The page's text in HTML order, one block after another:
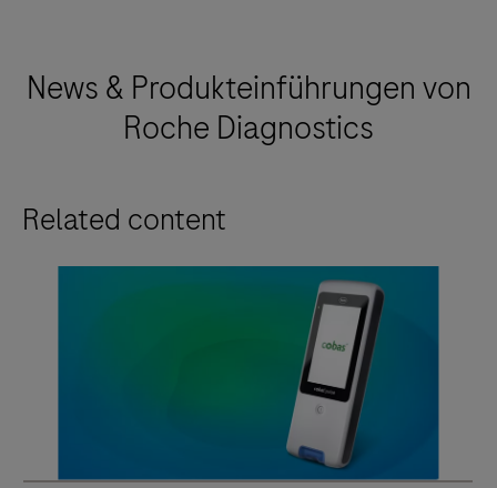
News & Produkteinführungen von
Roche Diagnostics
Related content
prev